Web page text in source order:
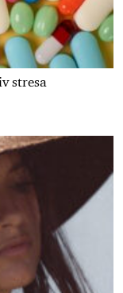
stresa